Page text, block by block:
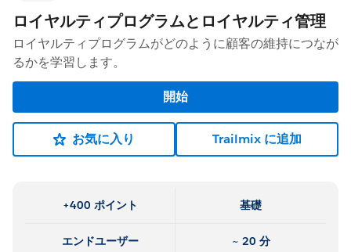
ロイヤルティプログラムとロイヤルティ管理
ロイヤルティプログラムがどのように顧客の維持につなが
るかを学習します。
開始
お気に入り Trailmix に追加
+400 ポイント 基礎
エンドユーザー ~ 20 分